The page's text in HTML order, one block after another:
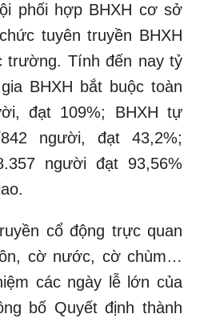
phối hợp BHXH cơ sở
tuyên truyền BHXH
trường. Tính đến nay tỷ
BHXH bắt buộc toàn
đạt 109%; BHXH tự
người, đạt 43,2%;
người đạt 93,56%
cổ động trực quan
cờ nước, cờ chùm…
các ngày lễ lớn của
bố Quyết định thành